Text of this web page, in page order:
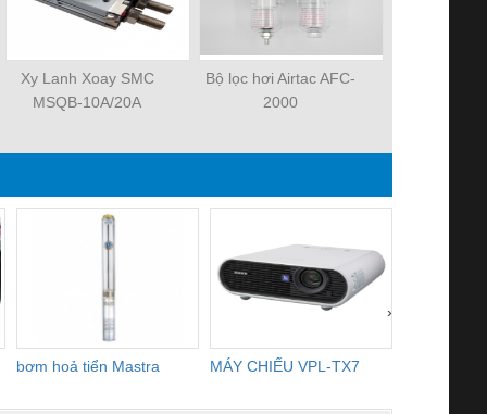
Xy Lanh Xoay SMC
MSQB-10A/20A
Bộ lọc hơi Airtac AFC-
2000
bơm hoả tiển Mastra MÁY CHIẾU VPL-TX7
›